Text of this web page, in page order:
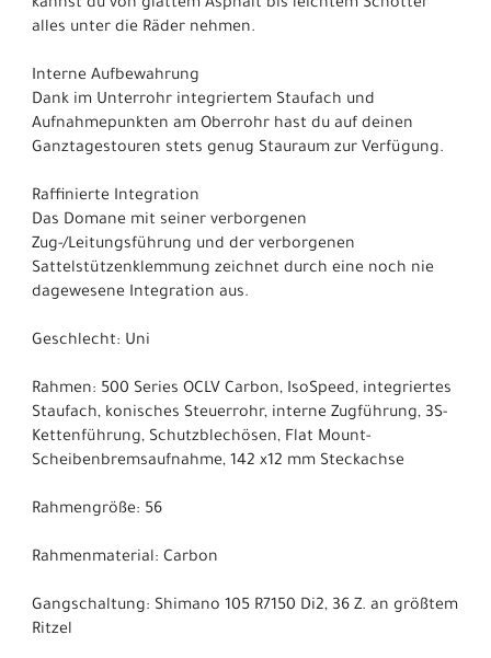
kannst du von glattem Asphalt bis leichtem Schotter
alles unter die Räder nehmen.
Interne Aufbewahrung
Dank im Unterrohr integriertem Staufach und
Aufnahmepunkten am Oberrohr hast du auf deinen
Ganztagestouren stets genug Stauraum zur Verfügung.
Raffinierte Integration
Das Domane mit seiner verborgenen
Zug-/Leitungsführung und der verborgenen
Sattelstützenklemmung zeichnet durch eine noch nie
dagewesene Integration aus.
Geschlecht: Uni
Rahmen: 500 Series OCLV Carbon, IsoSpeed, integriertes
Staufach, konisches Steuerrohr, interne Zugführung, 3S-
Kettenführung, Schutzblechösen, Flat Mount-
Scheibenbremsaufnahme, 142 x12 mm Steckachse
Rahmengröße: 56
Rahmenmaterial: Carbon
Gangschaltung: Shimano 105 R7150 Di2, 36 Z. an größtem
Ritzel